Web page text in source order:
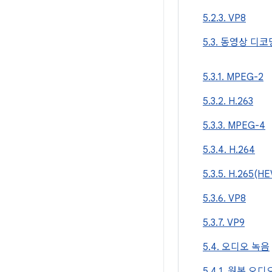
5.2.3. VP8
5.3. 동영상 디코
5.3.1. MPEG-2
5.3.2. H.263
5.3.3. MPEG-4
5.3.4. H.264
5.3.5.
5.3.6. VP8
5.3.7. VP9
5.4. 오디오 녹음